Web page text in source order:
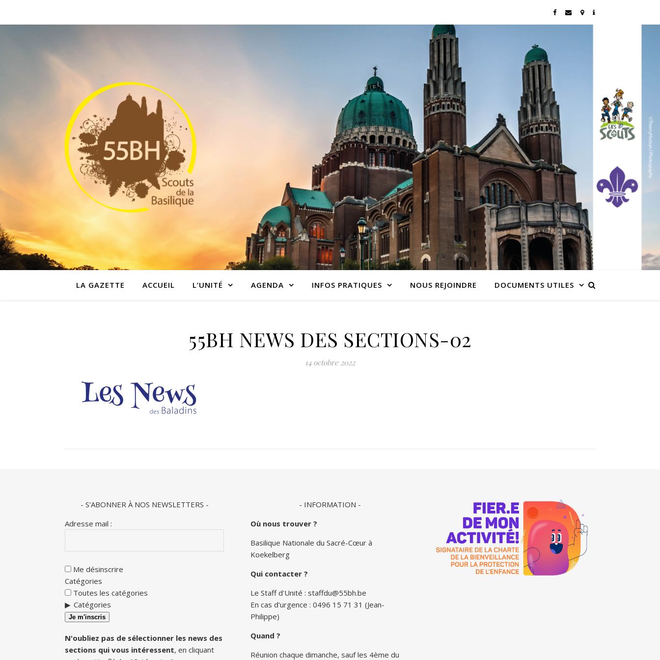
LA GAZETTE ACCUEIL L’UNITÉ AGENDA INFOS PRATIQUES NOUS REJOINDRE DOCUMENTS UTILES
55BH NEWS DES SECTIONS-02
14 octobre 2022
- S'ABONNER À NOS NEWSLETTERS -
Adresse mail :
Me désinscrire
Catégories
Toutes les catégories
Catégories
Je m'inscris
N'oubliez pas de sélectionner les news des
sections qui vous intéressent, en cliquant
- INFORMATION -
Où nous trouver ?
Basilique Nationale du Sacré-Cœur à
Koekelberg
Qui contacter ?
Le Staff d'Unité : staffdu@55bh.be
En cas d'urgence : 0496 15 71 31 (Jean-
Philippe)
Quand ?
Réunion chaque dimanche, sauf les 4ème du